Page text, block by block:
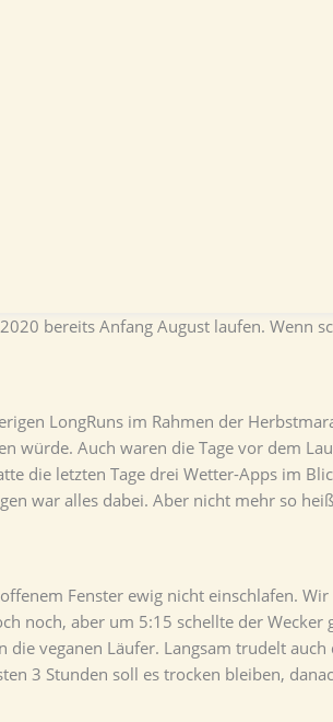
bereits Anfang August laufen. Wenn
LongRuns im Rahmen der
würde. Auch waren die Tage vor dem
die letzten Tage drei Wetter-Apps im
war alles dabei. Aber nicht mehr so
Fenster ewig nicht einschlafen.
noch, aber um 5:15 schellte der Wecker
veganen Läufer. Langsam trudelt auch
3 Stunden soll es trocken bleiben,